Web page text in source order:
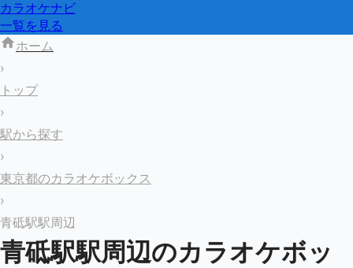
カラオケナビ
一覧を見る
ホーム
›
トップ
›
駅から探す
›
東京都のカラオケボックス
›
青砥駅駅周辺
青砥駅駅周辺のカラオケボッ